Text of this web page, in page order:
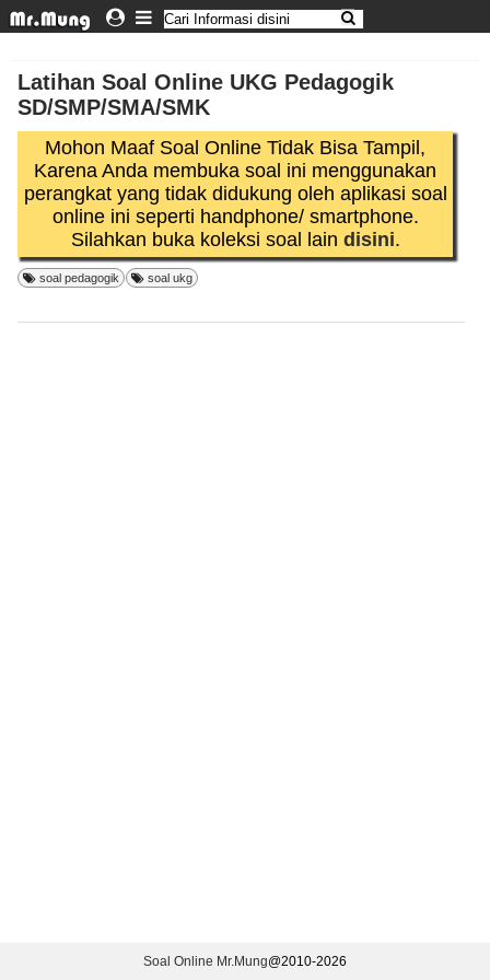
Latihan Soal Online UKG Pedagogik
SD/SMP/SMA/SMK
Mohon Maaf Soal Online Tidak Bisa Tampil,
Karena Anda membuka soal ini menggunakan
perangkat yang tidak didukung oleh aplikasi soal
online ini seperti handphone/ smartphone.
Silahkan buka koleksi soal lain disini.
soal pedagogik soal ukg
Soal Online Mr.Mung@2010-2026